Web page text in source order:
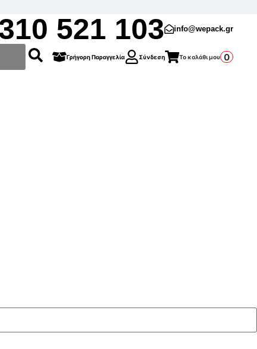
521 103 info@wepack.gr
Γρήγορη Παραγγελία Σύνδεση Το καλάθι μου 0